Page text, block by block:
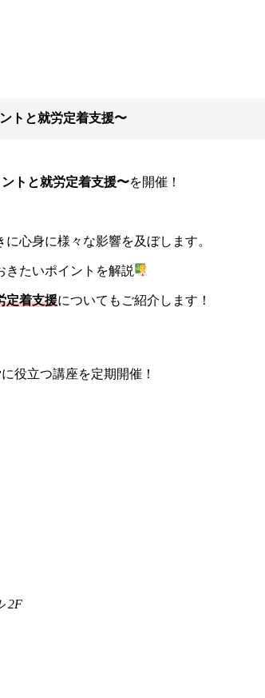
トと就労定着支援〜
トと就労定着支援〜を開催！
心身に様々な影響を及ぼします。
きたいポイントを解説
定着支援についてもご紹介します！
役立つ講座を定期開催！
2F